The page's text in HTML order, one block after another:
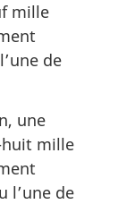
mille
de
une
huit mille
l’une de